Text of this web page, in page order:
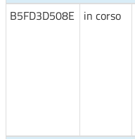
B5FD3D508E
in corso